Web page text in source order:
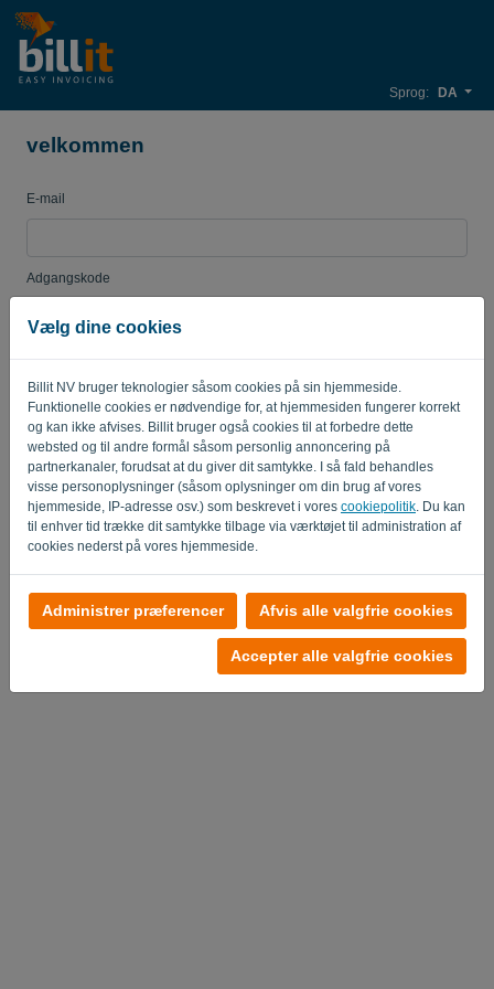
Vælg dine cookies
Billit NV bruger teknologier såsom cookies på sin hjemmeside.
Funktionelle cookies er nødvendige for, at hjemmesiden fungerer korrekt
og kan ikke afvises. Billit bruger også cookies til at forbedre dette
websted og til andre formål såsom personlig annoncering på
partnerkanaler, forudsat at du giver dit samtykke. I så fald behandles
visse personoplysninger (såsom oplysninger om din brug af vores
hjemmeside, IP-adresse osv.) som beskrevet i vores cookiepolitik. Du kan
til enhver tid trække dit samtykke tilbage via værktøjet til administration af
cookies nederst på vores hjemmeside.
Administrer præferencer Afvis alle valgfrie cookies
Accepter alle valgfrie cookies
Sprog: DA
velkommen
E-mail
Adgangskode
LOG IND
Ingen konto?
Prøv gratis nu
Vilkår og betingelser